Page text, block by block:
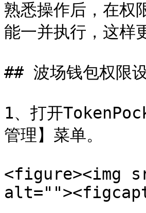
熟悉操作后，在
能一并执行，这
## 波场钱包权限
1、打开
管理】菜单。
<figure><img